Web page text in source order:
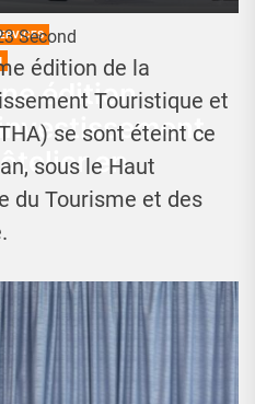
édition
en
Second
édition de la
Touristique et
se sont éteint ce
sous le Haut
du Tourisme et des